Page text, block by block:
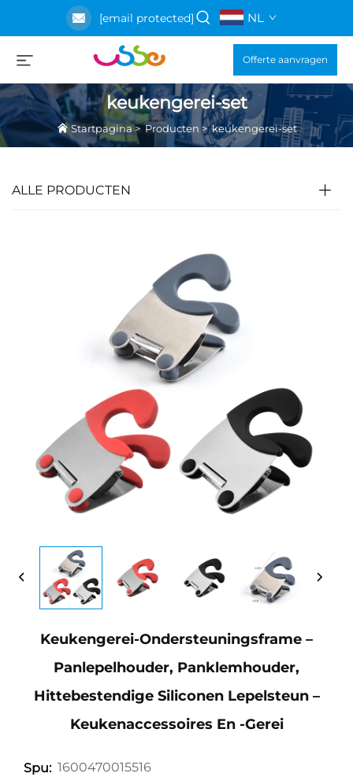
[email protected] NL
Offerte aanvragen
keukengerei-set
Startpagina>Producten>keukengerei-set
ALLE PRODUCTEN
Keukengerei-Ondersteuningsframe –
Panlepelhouder, Panklemhouder,
Hittebestendige Siliconen Lepelsteun –
Keukenaccessoires En -gerei
Spu: 1600470015516